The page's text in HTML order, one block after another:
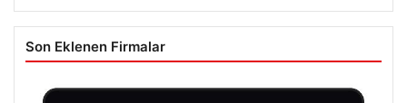
Son Eklenen Firmalar